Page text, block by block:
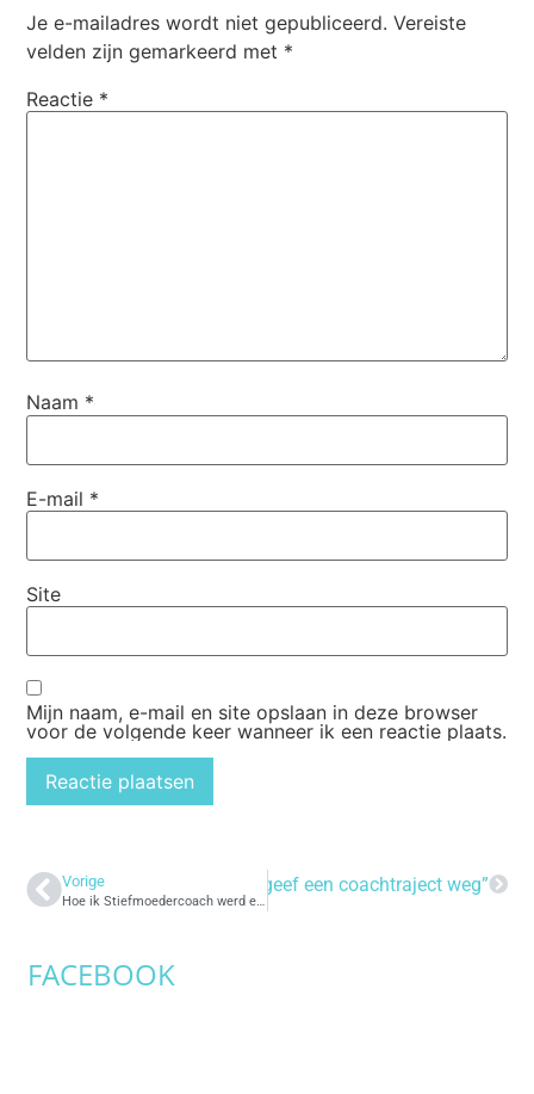
Je e-mailadres wordt niet gepubliceerd. Vereiste
velden zijn gemarkeerd met *
Reactie *
Naam *
E-mail *
Site
Mijn naam, e-mail en site opslaan in deze browser
voor de volgende keer wanneer ik een reactie plaats.
Vorige
Hoe ik Stiefmoedercoach werd en blijf?
“Ik geef een coachtraject weg”
FACEBOOK